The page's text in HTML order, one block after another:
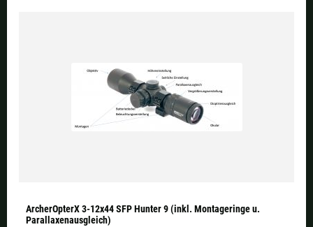
ArcherOpterX 3-12x44 SFP Hunter 9 (inkl. Montageringe u.
Parallaxenausgleich)